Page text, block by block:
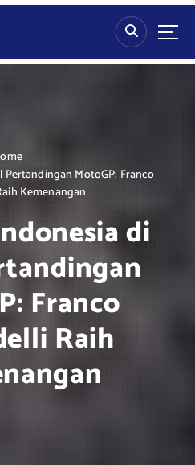
Pertandingan MotoGP: Franco
Kemenangan
di
Franco
Raih